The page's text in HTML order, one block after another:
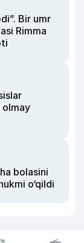
Bir umr
Rimma
olmay
bolasini
o‘qildi